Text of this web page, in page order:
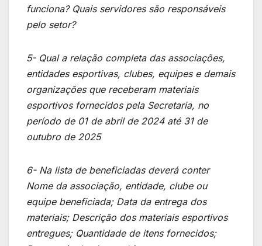
funciona? Quais servidores são responsáveis
pelo setor?
5- Qual a relação completa das associações,
entidades esportivas, clubes, equipes e demais
organizações que receberam materiais
esportivos fornecidos pela Secretaria, no
período de 01 de abril de 2024 até 31 de
outubro de 2025
6- Na lista de beneficiadas deverá conter
Nome da associação, entidade, clube ou
equipe beneficiada; Data da entrega dos
materiais; Descrição dos materiais esportivos
entregues; Quantidade de itens fornecidos;